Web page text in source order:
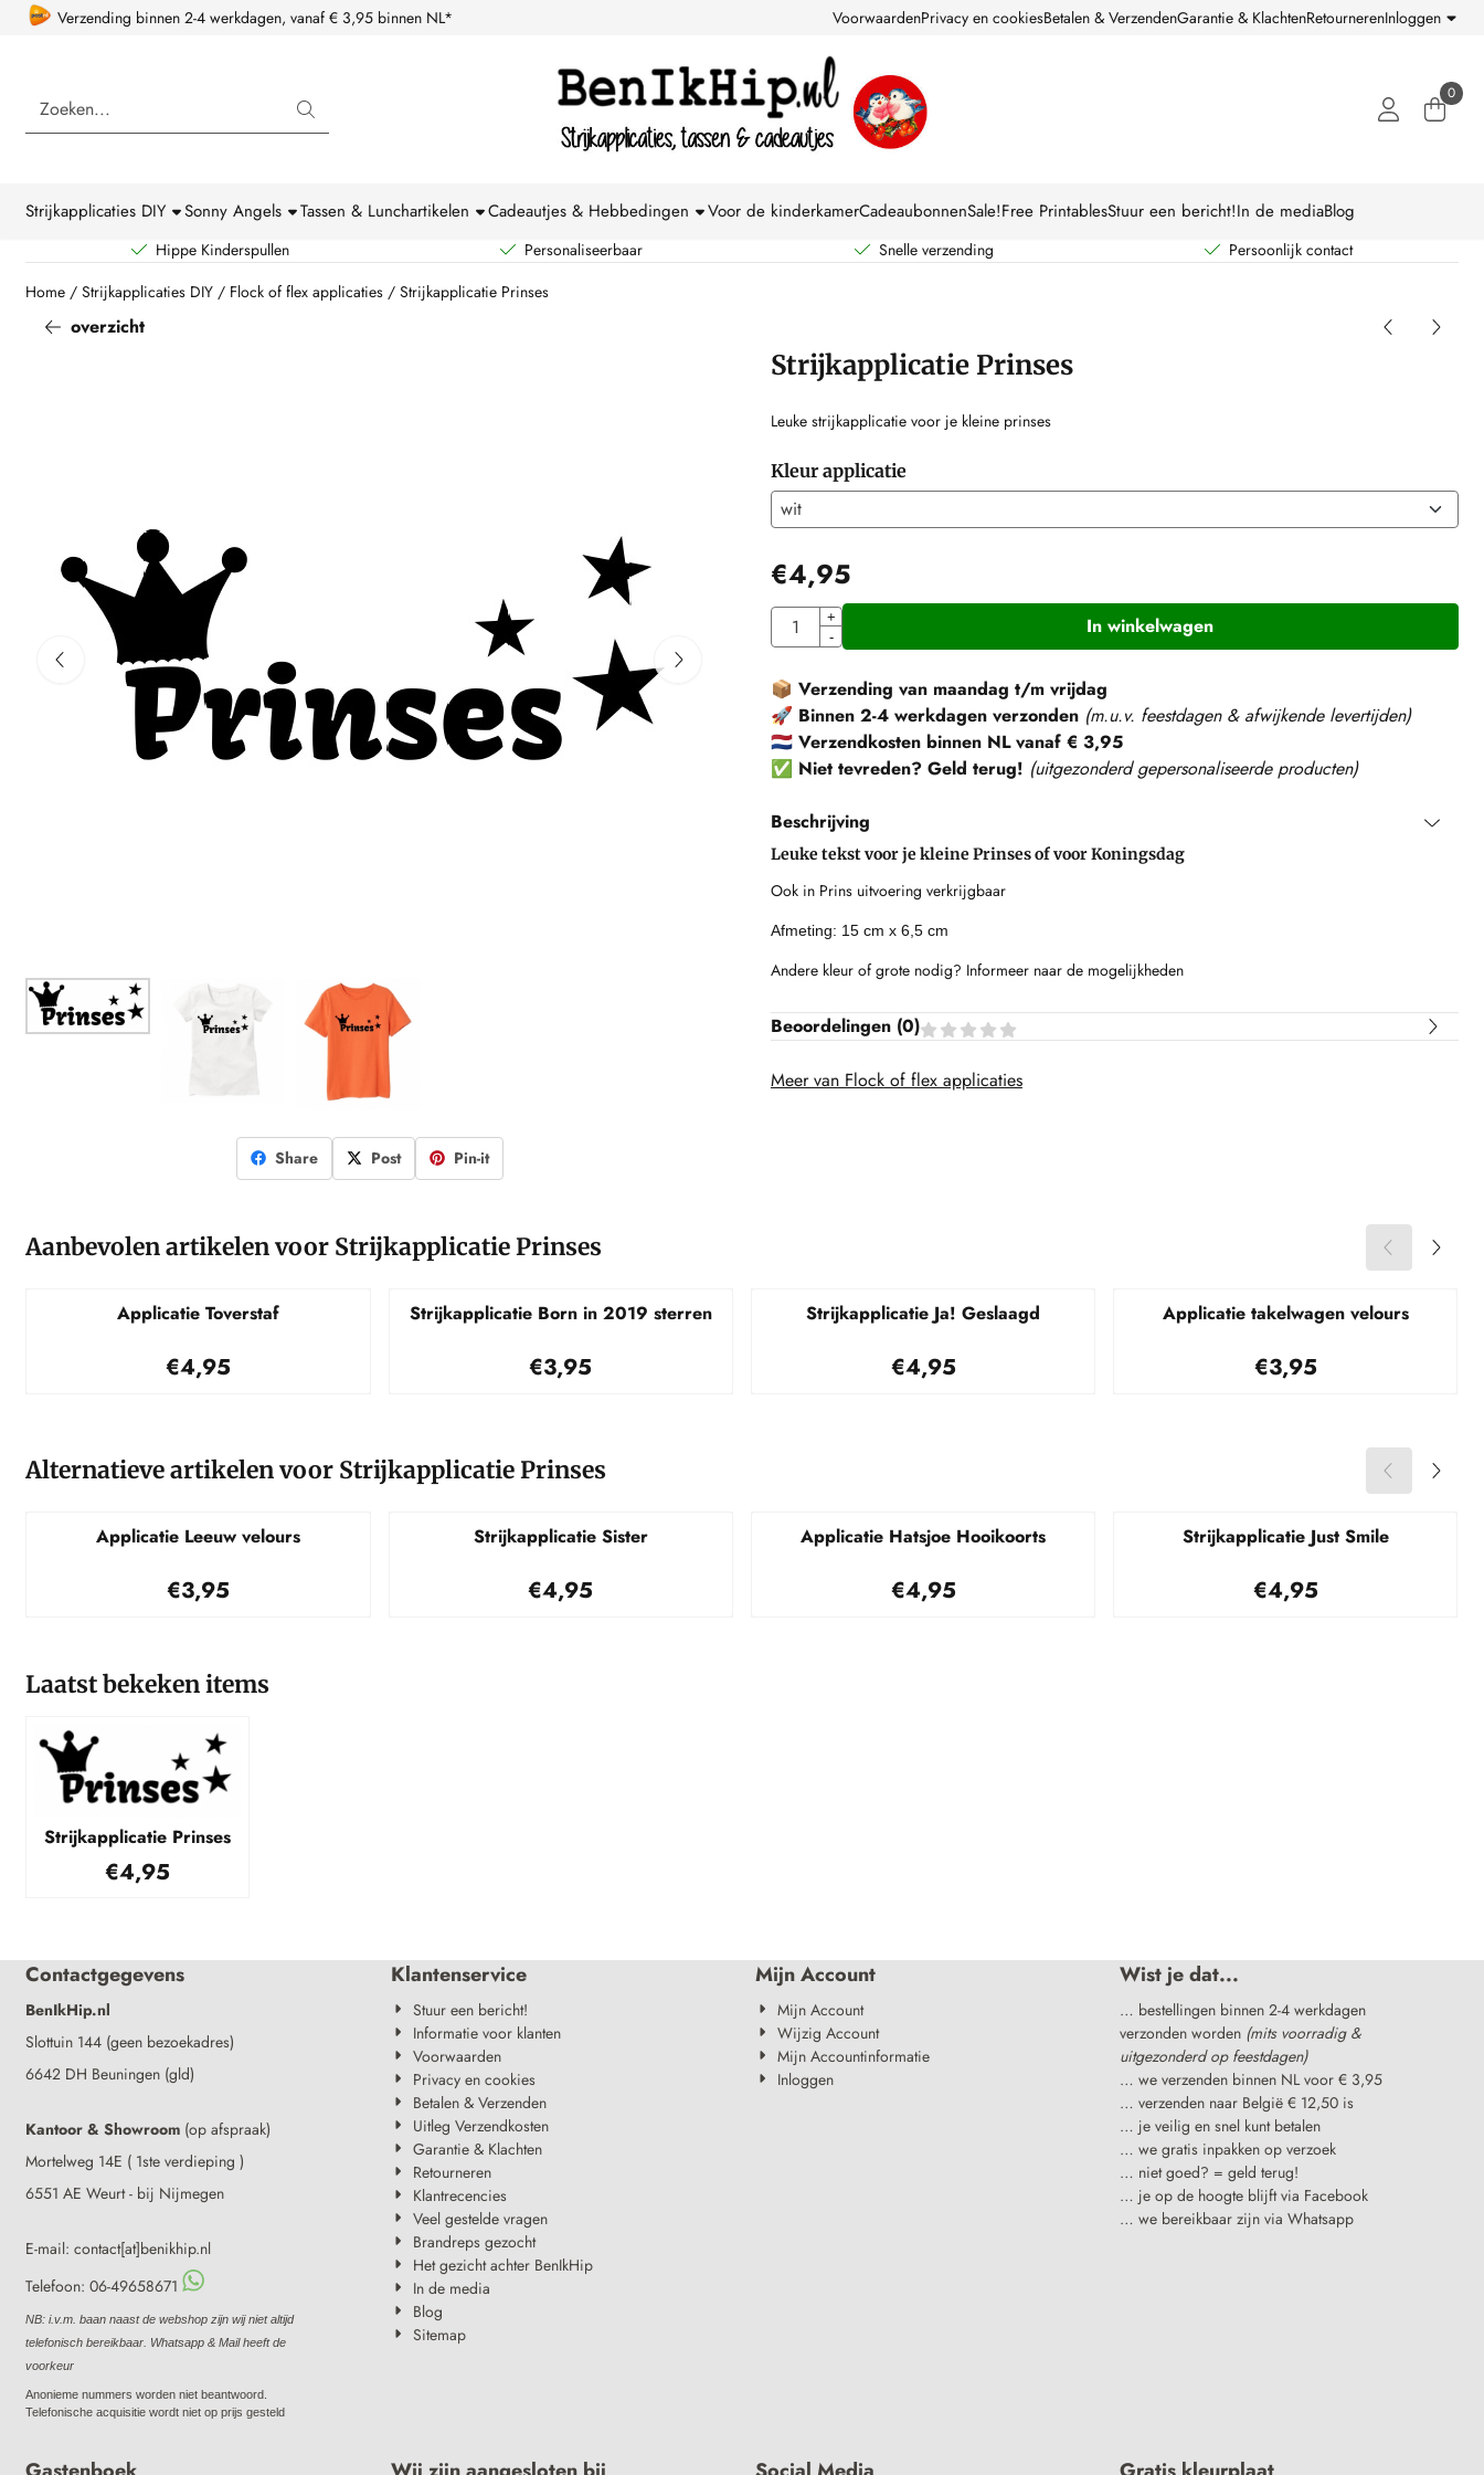
Cookievoorkeuren zijn beschikbaar. Kies instellingen of sta alle cookies toe.
Verzending binnen 2-4 werkdagen, vanaf € 3,95 binnen NL* VoorwaardenPrivacy en cookiesBetalen & VerzendenGarantie & KlachtenRetournerenInloggen
Zoeken 0
Strijkapplicaties DIY Sonny Angels Tassen & Lunchartikelen Cadeautjes & Hebbedingen Voor de kinderkamerCadeaubonnenSale!Free PrintablesStuur een bericht!In de mediaBlog
Hippe Kinderspullen Personaliseerbaar Snelle verzending
Persoonlijk contact
Home / Strijkapplicaties DIY / Flock of flex applicaties / Strijkapplicatie Prinses
overzicht
Share Post Pin-it
Strijkapplicatie Prinses
Leuke strijkapplicatie voor je kleine prinses
Kleur applicatie
€4,95
Aantal
+
-
In winkelwagen
📦 Verzending van maandag t/m vrijdag
🚀 Binnen 2-4 werkdagen verzonden (m.u.v. feestdagen & afwijkende levertijden)
🇳🇱 Verzendkosten binnen NL vanaf € 3,95
✅ Niet tevreden? Geld terug! (uitgezonderd gepersonaliseerde producten)
Beschrijving
Leuke tekst voor je kleine Prinses of voorKoningsdag
Ook in Prins uitvoering verkrijgbaar
Afmeting: 15 cm x 6,5 cm
Andere kleur of grote nodig? Informeer naar de mogelijkheden
Beoordelingen (0)
Meer van Flock of flex applicaties
Aanbevolen artikelen voor Strijkapplicatie Prinses
Applicatie Toverstaf
Prijs: 4,95
€4,95
Strijkapplicatie Born in 2019 sterren
Prijs: 3,95
€3,95
Strijkapplicatie Ja! Geslaagd
Prijs: 4,95
€4,95
Applicatie takelwagen velours
Prijs: 3,95
€3,95
Alternatieve artikelen voor Strijkapplicatie Prinses
Applicatie Leeuw velours
Prijs: 3,95
€3,95
Strijkapplicatie Sister
Prijs: 4,95
€4,95
Applicatie Hatsjoe Hooikoorts
Prijs: 4,95
€4,95
Strijkapplicatie Just Smile
Prijs: 4,95
€4,95
Laatst bekeken items
Strijkapplicatie Prinses
€4,95
Contactgegevens
BenIkHip.nl
Slottuin 144 (geen bezoekadres)
6642 DH Beuningen (gld)
Kantoor & Showroom (op afspraak)
Mortelweg 14E ( 1ste verdieping )
6551 AE Weurt - bij Nijmegen
E-mail: contact[at]benikhip.nl
Telefoon: 06-49658671
NB: i.v.m. baan naast de webshop zijn wij niet altijd
telefonisch bereikbaar. Whatsapp & Mail heeft de
voorkeur
Anonieme nummers worden niet beantwoord.
Telefonische acquisitie wordt niet op prijs gesteld
Klantenservice
Stuur een bericht!
Informatie voor klanten
Voorwaarden
Privacy en cookies
Betalen & Verzenden
Uitleg Verzendkosten
Garantie & Klachten
Retourneren
Klantrecencies
Veel gestelde vragen
Brandreps gezocht
Het gezicht achter BenIkHip
In de media
Blog
Sitemap
Mijn Account
Mijn Account
Wijzig Account
Mijn Accountinformatie
Inloggen
Wist je dat...
… bestellingen binnen 2-4 werkdagen
verzonden worden (mits voorradig &
uitgezonderd op feestdagen)
… we verzenden binnen NL voor € 3,95
… verzenden naar België € 12,50 is
… je veilig en snel kunt betalen
… we gratis inpakken op verzoek
… niet goed? = geld terug!
… je op de hoogte blijft via Facebook
… we bereikbaar zijn via Whatsapp